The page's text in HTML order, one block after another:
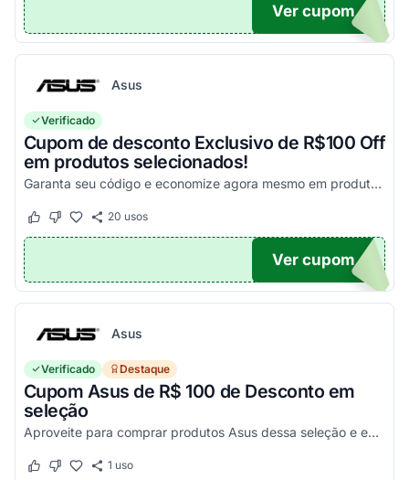
X50
Ver cupom
Asus
Verificado
Cupom de desconto Exclusivo de R$100 Off
em produtos selecionados!
Garanta seu código e economize agora mesmo em produtos selecionados!
Este cupom funcionou
Este cupom não funcionou
20 usos
100
Ver cupom
Asus
Verificado Destaque
Cupom Asus de R$ 100 de Desconto em
seleção
Aproveite para comprar produtos Asus dessa seleção e economize! - E1504FA-NJ1287
Este cupom funcionou
Este cupom não funcionou
1 uso